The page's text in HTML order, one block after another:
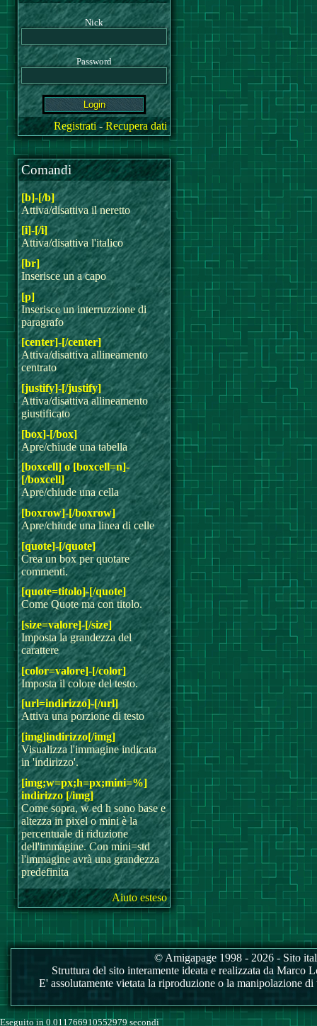
Nick
Password
Registrati-Recupera dati
Comandi
[b]-[/b]
Attiva/disattiva il neretto
[i]-[/i]
Attiva/disattiva l'italico
[br]
Inserisce un a capo
[p]
Inserisce un interruzzione di
paragrafo
[center]-[/center]
Attiva/disattiva allineamento
centrato
[justify]-[/justify]
Attiva/disattiva allineamento
giustificato
[box]-[/box]
Apre/chiude una tabella
[boxcell] o [boxcell=n]-
[/boxcell]
Apre/chiude una cella
[boxrow]-[/boxrow]
Apre/chiude una linea di celle
[quote]-[/quote]
Crea un box per quotare
commenti.
[quote=titolo]-[/quote]
Come Quote ma con titolo.
[size=valore]-[/size]
Imposta la grandezza del
carattere
[color=valore]-[/color]
Imposta il colore del testo.
[url=indirizzo]-[/url]
Attiva una porzione di testo
[img]indirizzo[/img]
Visualizza l'immagine indicata
in 'indirizzo'.
[img;w=px;h=px;mini=%]
indirizzo [/img]
Come sopra, w ed h sono base e
altezza in pixel o mini è la
percentuale di riduzione
dell'immagine. Con mini=std
l'immagine avrà una grandezza
predefinita
Aiuto esteso
© Amigapage 1998 - 2026 - Sito
Struttura del sito interamente ideata e realizzata da
E' assolutamente vietata la riproduzione o la manipolazione
Eseguito in 0.011766910552979 secondi